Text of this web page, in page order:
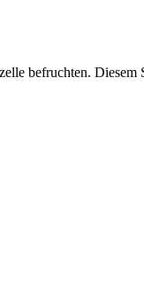
befruchten.